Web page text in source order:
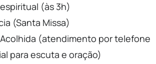
(às 3h)
(Santa Missa)
(atendimento por telefone
para escuta e oração)